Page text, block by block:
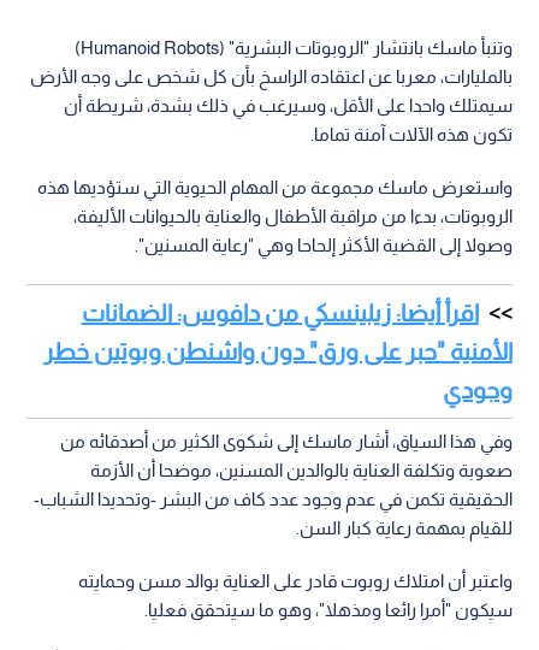
وتنبأ ماسك بانتشار "الروبوتات البشرية" (Humanoid Robots)
بالمليارات، معربا عن اعتقاده الراسخ بأن كل شخص على وجه الأرض
سيمتلك واحدا على الأقل، وسيرغب في ذلك بشدة، شريطة أن
تكون هذه الآلات آمنة تماما.
واستعرض ماسك مجموعة من المهام الحيوية التي ستؤديها هذه
الروبوتات، بدءا من مراقبة الأطفال والعناية بالحيوانات الأليفة،
وصولا إلى القضية الأكثر إلحاحا وهي "رعاية المسنين".
اقرأ أيضا: زيلينسكي من دافوس: الضمانات
الأمنية "حبر على ورق" دون واشنطن وبوتين خطر
وجودي
وفي هذا السياق، أشار ماسك إلى شكوى الكثير من أصدقائه من
صعوبة وتكلفة العناية بالوالدين المسنين، موضحا أن الأزمة
الحقيقية تكمن في عدم وجود عدد كاف من البشر -وتحديدا الشباب-
للقيام بمهمة رعاية كبار السن.
واعتبر أن امتلاك روبوت قادر على العناية بوالد مسن وحمايته
سيكون "أمرا رائعا ومذهلا"، وهو ما سيتحقق فعليا.